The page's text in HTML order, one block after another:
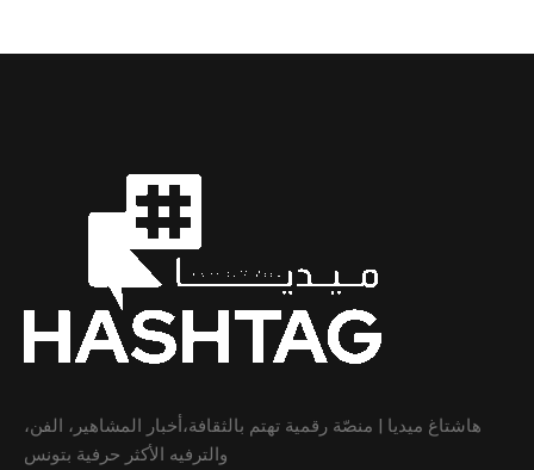
هاشتاغ ميديا | منصّة رقمية تهتم بالثقافة،أخبار المشاهير، الفن،
والترفيه الأكثر حرفية بتونس